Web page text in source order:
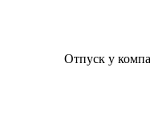
Отпуск у компании